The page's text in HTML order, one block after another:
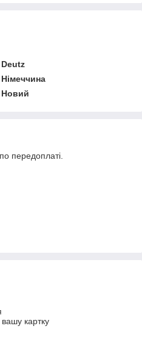
Deutz
Німеччина
Новий
передоплаті.
картку